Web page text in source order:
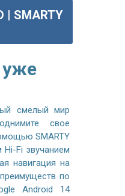
| SMARTY
уже
смелый мир
свое
SMARTY
Hi-Fi звучанием
навигация на
по
Android 14